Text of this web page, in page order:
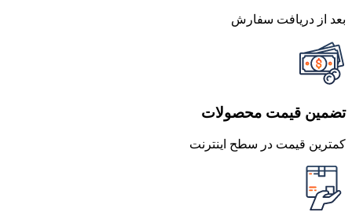
بعد از دریافت سفارش
تضمین قیمت محصولات
کمترین قیمت در سطح اینترنت